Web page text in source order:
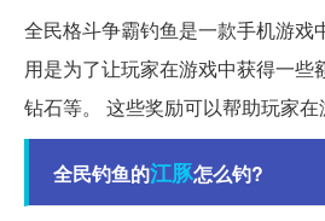
全民格斗争霸钓鱼是一款手机游戏
用是为了让玩家在游戏中获得一些
钻石等。 这些奖励可以帮助玩家在
全民钓鱼的江豚怎么钓?